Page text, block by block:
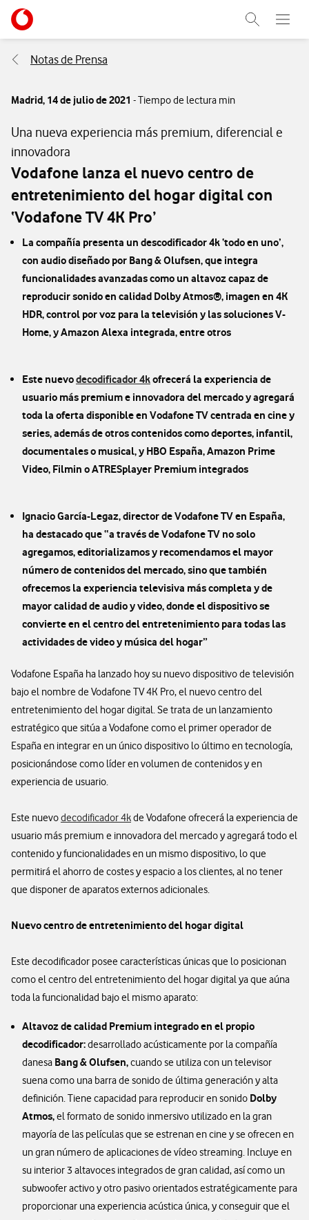
Ir a la pagina principal de vodafone.es
Abrir
Menu
Abre
Notas de Prensa
Madrid, 14 de julio de 2021 - Tiempo de lectura min
Una nueva experiencia más premium, diferencial e
innovadora
Vodafone lanza el nuevo centro de
entretenimiento del hogar digital con
‘Vodafone TV 4K Pro’
La compañía presenta un descodificador 4k ‘todo en uno’,
con audio diseñado por Bang & Olufsen, que integra
funcionalidades avanzadas como un altavoz capaz de
reproducir sonido en calidad Dolby Atmos®, imagen en 4K
HDR, control por voz para la televisión y las soluciones V-
Home, y Amazon Alexa integrada, entre otros
Este nuevodecodificador 4kofrecerá la experiencia de
usuario más premium e innovadora del mercado y agregará
toda la oferta disponible en Vodafone TV centrada en cine y
series, además de otros contenidos como deportes, infantil,
documentales o musical, y HBO España, Amazon Prime
Video, Filmin o ATRESplayer Premium integrados
Ignacio García-Legaz, director de Vodafone TV en España,
ha destacado que “a través de Vodafone TV no solo
agregamos, editorializamos y recomendamos el mayor
número de contenidos del mercado, sino que también
ofrecemos la experiencia televisiva más completa y de
mayor calidad de audio y video, donde el dispositivo se
convierte en el centro del entretenimiento para todas las
actividades de video y música del hogar”
Vodafone España ha lanzado hoy su nuevo dispositivo de televisión
bajo el nombre de Vodafone TV 4K Pro, el nuevo centro del
entretenimiento del hogar digital. Se trata de un lanzamiento
estratégico que sitúa a Vodafone como el primer operador de
España en integrar en un único dispositivo lo último en tecnología,
posicionándose como líder en volumen de contenidos y en
experiencia de usuario.
Este nuevodecodificador 4kde Vodafone ofrecerá la experiencia de
usuario más premium e innovadora del mercado y agregará todo el
contenido y funcionalidades en un mismo dispositivo, lo que
permitirá el ahorro de costes y espacio a los clientes, al no tener
que disponer de aparatos externos adicionales.
Nuevo centro de entretenimiento del hogar digital
Este decodificador posee características únicas que lo posicionan
como el centro del entretenimiento del hogar digital ya que aúna
toda la funcionalidad bajo el mismo aparato:
Altavoz de calidad Premium integrado en el propio
decodificador:desarrollado acústicamente por la compañía
danesa Bang & Olufsen,cuando se utiliza con un televisor
suena como una barra de sonido de última generación y alta
definición. Tiene capacidad para reproducir en sonido Dolby
Atmos,el formato de sonido inmersivo utilizado en la gran
mayoría de las películas que se estrenan en cine y se ofrecen en
un gran número de aplicaciones de vídeo streaming. Incluye en
su interior 3 altavoces integrados de gran calidad, así como un
subwoofer activo y otro pasivo orientados estratégicamente para
proporcionar una experiencia acústica única, y conseguir que el